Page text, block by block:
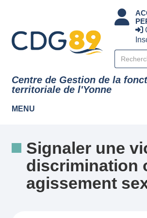
Centre de Gestion de la
territoriale de l'Yonne
MENU
Signaler une
discrimination
agissement